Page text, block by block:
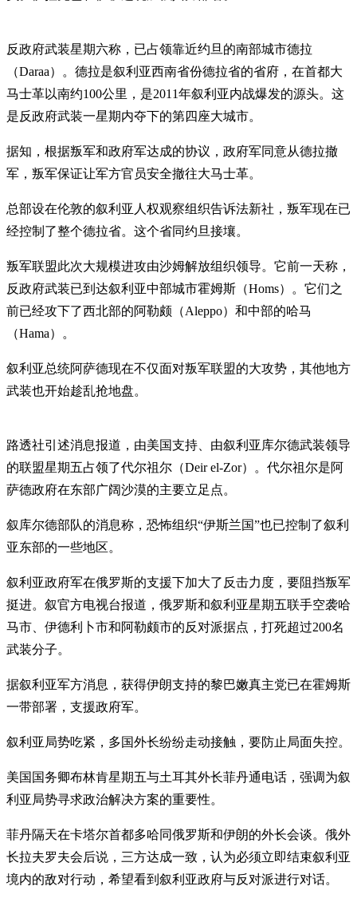
反政府武装星期六称，已占领靠近约旦的南部城市德拉
（Daraa）。德拉是叙利亚西南省份德拉省的省府，在首都大
马士革以南约100公里，是2011年叙利亚内战爆发的源头。这
是反政府武装一星期内夺下的第四座大城市。
据知，根据叛军和政府军达成的协议，政府军同意从德拉撤
军，叛军保证让军方官员安全撤往大马士革。
总部设在伦敦的叙利亚人权观察组织告诉法新社，叛军现在已
经控制了整个德拉省。这个省同约旦接壤。
叛军联盟此次大规模进攻由沙姆解放组织领导。它前一天称，
反政府武装已到达叙利亚中部城市霍姆斯（Homs）。它们之
前已经攻下了西北部的阿勒颇（Aleppo）和中部的哈马
（Hama）。
叙利亚总统阿萨德现在不仅面对叛军联盟的大攻势，其他地方
武装也开始趁乱抢地盘。
路透社引述消息报道，由美国支持、由叙利亚库尔德武装领导
的联盟星期五占领了代尔祖尔（Deir el-Zor）。代尔祖尔是阿
萨德政府在东部广阔沙漠的主要立足点。
叙库尔德部队的消息称，恐怖组织“伊斯兰国”也已控制了叙利
亚东部的一些地区。
叙利亚政府军在俄罗斯的支援下加大了反击力度，要阻挡叛军
挺进。叙官方电视台报道，俄罗斯和叙利亚星期五联手空袭哈
马市、伊德利卜市和阿勒颇市的反对派据点，打死超过200名
武装分子。
据叙利亚军方消息，获得伊朗支持的黎巴嫩真主党已在霍姆斯
一带部署，支援政府军。
叙利亚局势吃紧，多国外长纷纷走动接触，要防止局面失控。
美国国务卿布林肯星期五与土耳其外长菲丹通电话，强调为叙
利亚局势寻求政治解决方案的重要性。
菲丹隔天在卡塔尔首都多哈同俄罗斯和伊朗的外长会谈。俄外
长拉夫罗夫会后说，三方达成一致，认为必须立即结束叙利亚
境内的敌对行动，希望看到叙利亚政府与反对派进行对话。